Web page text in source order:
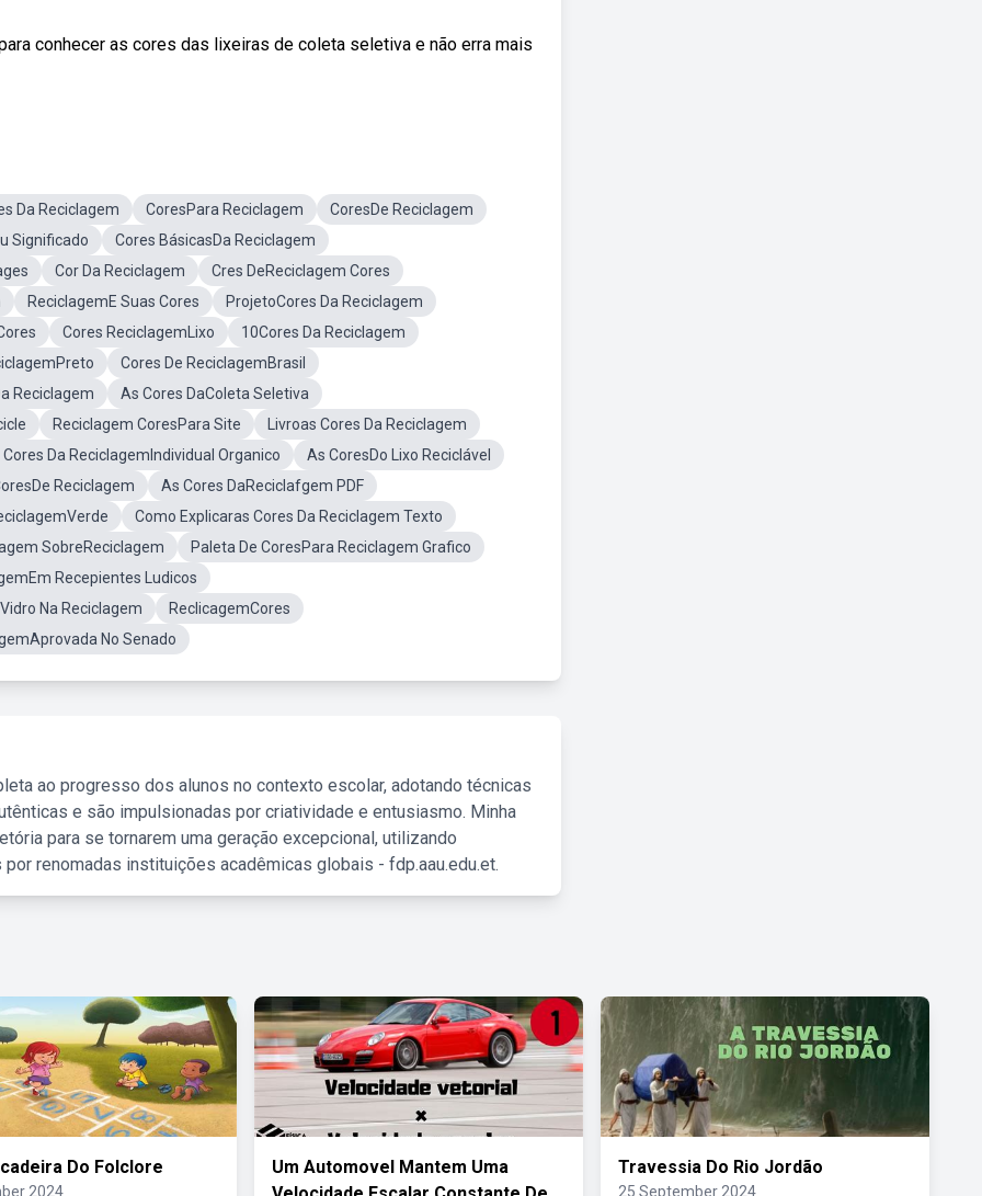
conhecer as cores das lixeiras de coleta seletiva e não erra mais
Da Reciclagem CoresPara Reciclagem
CoresDe Reciclagem
Significado
Cores BásicasDa Reciclagem
Cor Da Reciclagem
Cres DeReciclagem Cores
ReciclagemE Suas Cores
ProjetoCores Da Reciclagem
Cores ReciclagemLixo
10Cores Da Reciclagem
Cores De ReciclagemBrasil
Reciclagem
As Cores DaColeta Seletiva
Reciclagem CoresPara Site
Livroas Cores Da Reciclagem
Cores Da ReciclagemIndividual Organico
As CoresDo Lixo Reciclável
Reciclagem
As Cores DaReciclafgem PDF
Como Explicaras Cores Da Reciclagem Texto
SobreReciclagem
Paleta De CoresPara Reciclagem Grafico
Recepientes Ludicos
Na Reciclagem
ReclicagemCores
No Senado
ao progresso dos alunos no contexto escolar, adotando técnicas
e são impulsionadas por criatividade e entusiasmo. Minha
para se tornarem uma geração excepcional, utilizando
renomadas instituições acadêmicas globais - fdp.aau.edu.et.
Do Folclore
2024
Um Automovel Mantem Uma
Travessia Do Rio Jordão
25 September 2024